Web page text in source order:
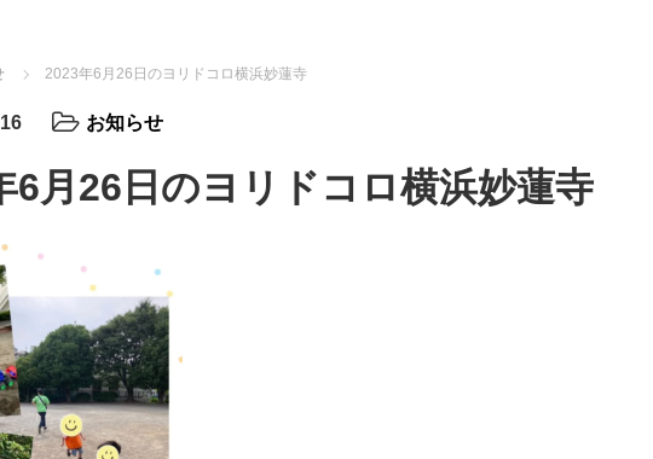
2023年6月26日のヨリドコロ横浜妙蓮寺
お知らせ
6月26日のヨリドコロ横浜妙蓮寺